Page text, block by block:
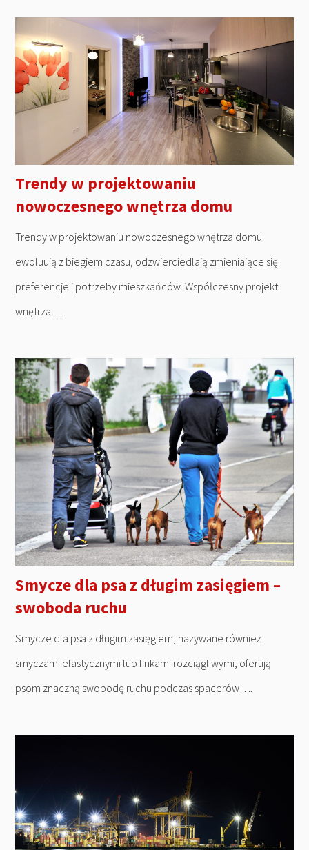
Trendy w projektowaniu
nowoczesnego wnętrza domu
Trendy w projektowaniu nowoczesnego wnętrza domu
ewoluują z biegiem czasu, odzwierciedlają zmieniające się
preferencje i potrzeby mieszkańców. Współczesny projekt
wnętrza…
Smycze dla psa z długim zasięgiem –
swoboda ruchu
Smycze dla psa z długim zasięgiem, nazywane również
smyczami elastycznymi lub linkami rozciągliwymi, oferują
psom znaczną swobodę ruchu podczas spacerów….